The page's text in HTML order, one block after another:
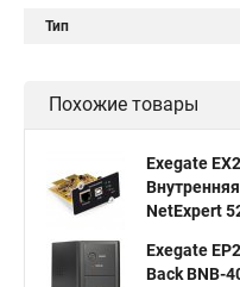
Тип
Похожие товары
Exegate
NetExpert
Exegate
Back BNB-